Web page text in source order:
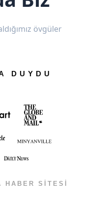
övgüler
DUYDU
HABER SİTESİ